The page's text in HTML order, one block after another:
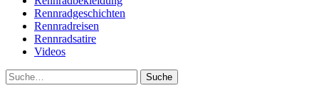
Rennradgeschichten
Rennradreisen
Rennradsatire
Videos
Suche